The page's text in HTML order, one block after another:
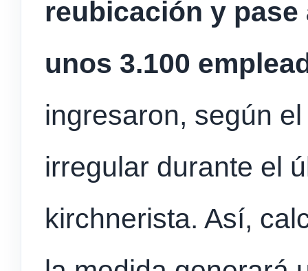
reubicación y
unos 3.100
ingresaron, según
irregular durante el
kirchnerista. Así,